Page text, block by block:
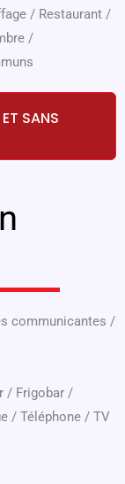
/ Restaurant /
/
SANS
communicantes /
/ Frigobar /
/ Téléphone / TV